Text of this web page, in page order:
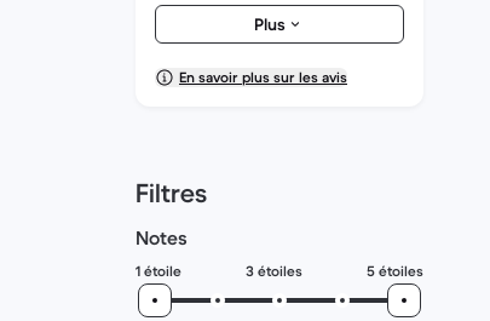
Accessoires
3,6/5
Emballage
4,2/5
Performances globales
Plus
En savoir plus sur les avis
Filtres
Notes
1 étoile 3 étoiles 5 étoiles